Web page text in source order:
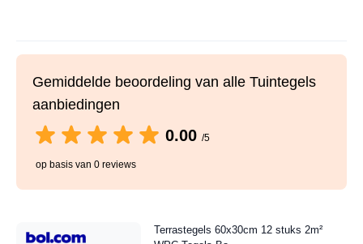
Gemiddelde beoordeling van alle Tuintegels
aanbiedingen
0.00 /5
op basis van 0 reviews
Terrastegels 60x30cm 12 stuks 2m²